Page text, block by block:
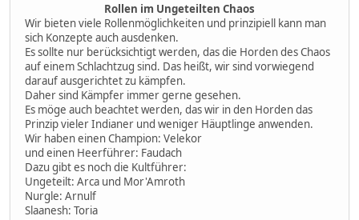
Rollen im Ungeteilten Chaos
Wir bieten viele Rollenmöglichkeiten und prinzipiell kann man
sich Konzepte auch ausdenken.
Es sollte nur berücksichtigt werden, das die Horden des Chaos
auf einem Schlachtzug sind. Das heißt, wir sind vorwiegend
darauf ausgerichtet zu kämpfen.
Daher sind Kämpfer immer gerne gesehen.
Es möge auch beachtet werden, das wir in den Horden das
Prinzip vieler Indianer und weniger Häuptlinge anwenden.
Wir haben einen Champion: Velekor
und einen Heerführer: Faudach
Dazu gibt es noch die Kultführer:
Ungeteilt: Arca und Mor'Amroth
Nurgle: Arnulf
Slaanesh: Toria